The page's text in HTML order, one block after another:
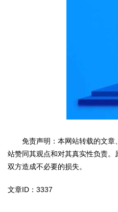
免责声明：本网站转载的文章
站赞同其观点和对其真实性负责
双方造成不必要的损失。
文章ID：3337